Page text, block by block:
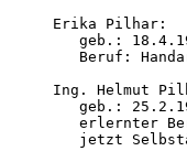
Erika Pilhar:
geb.:
Beruf:
Ing. Helmut
geb.:
erlernter
jetzt